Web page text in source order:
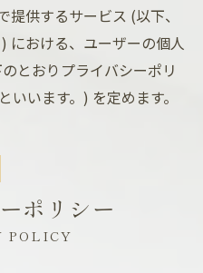
供するサービス (以下、
における、ユーザーの個人
とおりプライバシーポリ
います。) を定めます。
ポリシー
POLICY